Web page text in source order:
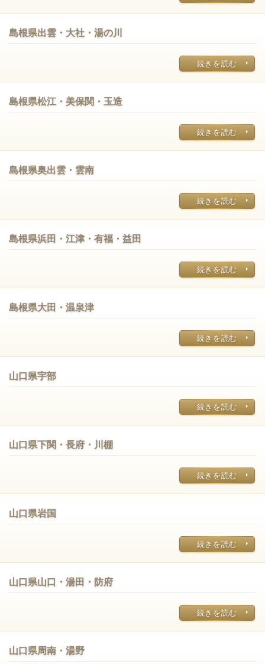
島根県出雲・大社・湯の川
続きを読む
島根県松江・美保関・玉造
続きを読む
島根県奥出雲・雲南
続きを読む
島根県浜田・江津・有福・益田
続きを読む
島根県大田・温泉津
続きを読む
山口県宇部
続きを読む
山口県下関・長府・川棚
続きを読む
山口県岩国
続きを読む
山口県山口・湯田・防府
続きを読む
山口県周南・湯野